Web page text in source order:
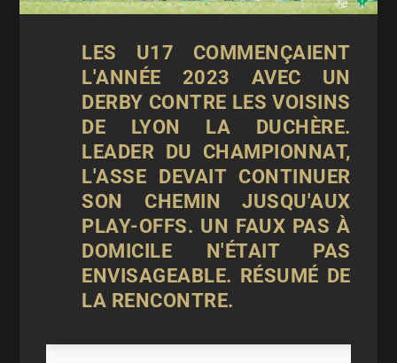
LES U17 COMMENÇAIENT
L'ANNÉE 2023 AVEC UN
DERBY CONTRE LES VOISINS
DE LYON LA DUCHÈRE.
LEADER DU CHAMPIONNAT,
L'ASSE DEVAIT CONTINUER
SON CHEMIN JUSQU'AUX
PLAY-OFFS. UN FAUX PAS À
DOMICILE N'ÉTAIT PAS
ENVISAGEABLE. RÉSUMÉ DE
LA RENCONTRE.